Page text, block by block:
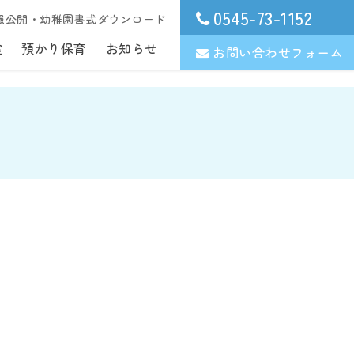
公開・幼稚園書式ダウンロード
預かり保育 お知らせ
0545-73-1152
お問い合わせフォーム